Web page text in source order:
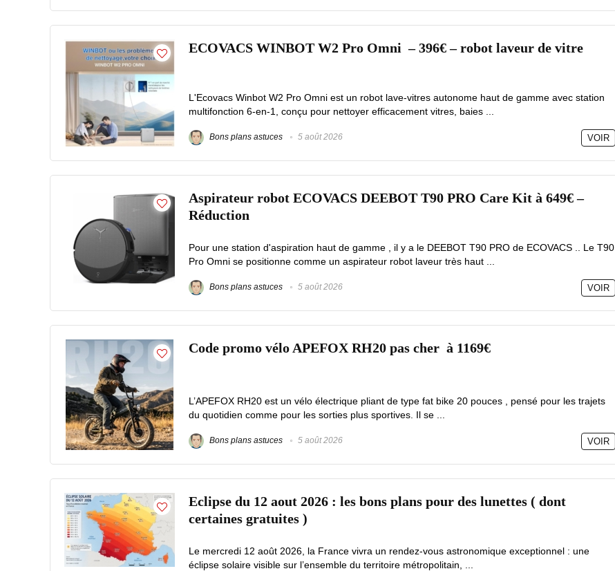
ECOVACS WINBOT W2 Pro Omni – 396€ – robot laveur de vitre
L'Ecovacs Winbot W2 Pro Omni est un robot lave-vitres autonome haut de gamme avec station
multifonction 6-en-1, conçu pour nettoyer efficacement vitres, baies ...
Bons plans astuces 5 août 2026 VOIR
Aspirateur robot ECOVACS DEEBOT T90 PRO Care Kit à 649€ –
Réduction
Pour une station d'aspiration haut de gamme , il y a le DEEBOT T90 PRO de ECOVACS .. Le T90
Pro Omni se positionne comme un aspirateur robot laveur très haut ...
Bons plans astuces 5 août 2026 VOIR
Code promo vélo APEFOX RH20 pas cher à 1169€
L’APEFOX RH20 est un vélo électrique pliant de type fat bike 20 pouces , pensé pour les trajets
du quotidien comme pour les sorties plus sportives. Il se ...
Bons plans astuces 5 août 2026 VOIR
Eclipse du 12 aout 2026 : les bons plans pour des lunettes ( dont
certaines gratuites )
Le mercredi 12 août 2026, la France vivra un rendez-vous astronomique exceptionnel : une
éclipse solaire visible sur l’ensemble du territoire métropolitain, ...